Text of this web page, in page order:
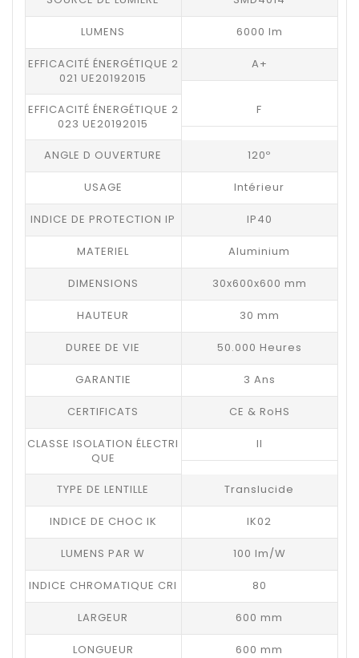
LUMENS 6000 lm
EFFICACITÉ ÉNERGÉTIQUE 2
021 UE20192015
A+
EFFICACITÉ ÉNERGÉTIQUE 2
023 UE20192015
F
ANGLE D OUVERTURE 120º
USAGE Intérieur
INDICE DE PROTECTION IP IP40
MATERIEL Aluminium
DIMENSIONS 30x600x600 mm
HAUTEUR 30 mm
DUREE DE VIE 50.000 Heures
GARANTIE 3 Ans
CERTIFICATS CE & RoHS
CLASSE ISOLATION ÉLECTRI
QUE
II
TYPE DE LENTILLE Translucide
INDICE DE CHOC IK IK02
LUMENS PAR W 100 lm/W
INDICE CHROMATIQUE CRI 80
LARGEUR 600 mm
LONGUEUR 600 mm